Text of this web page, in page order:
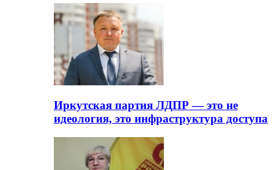
Иркутская партия ЛДПР — это не
идеология, это инфраструктура доступа